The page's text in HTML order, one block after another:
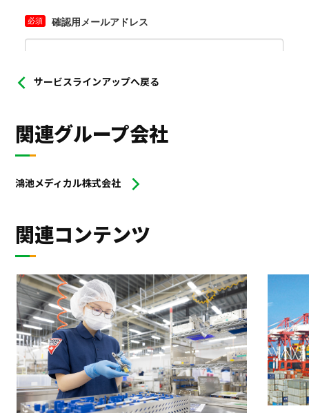
サービスラインアップへ戻る
関連グループ会社
鴻池メディカル株式会社
関連コンテンツ